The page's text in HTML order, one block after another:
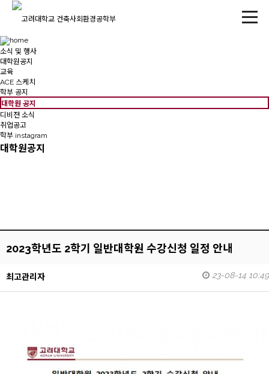
소식 및 행사
대학원공지
교육
ACE 스케치
학부 공지
대학원 공지
디비젼 소식
취업공고
학부 instagram
대학원공지
2023학년도 2학기 일반대학원 수강신청 일정 안내
최고관리자 23-08-14 10:49